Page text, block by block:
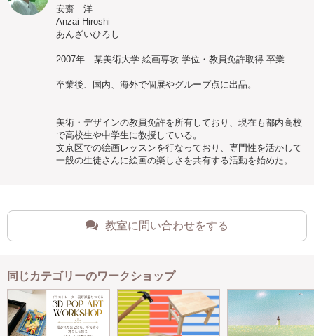
安齋 洋
Anzai Hiroshi
あんざいひろし
2007年 某美術大学 絵画専攻 学位・教員免許取得 卒業
卒業後、国内、海外で個展やグループ点に出品。
美術・デザインの教員免許を所有しており、現在も都内高校
で高校生や中学生に教授している。
文京区での絵画レッスンを行なっており、専門性を活かして
一般の生徒さんに絵画の楽しさを共有する活動を始めた。
教室に問い合わせをする
同じカテゴリーのワークショップ